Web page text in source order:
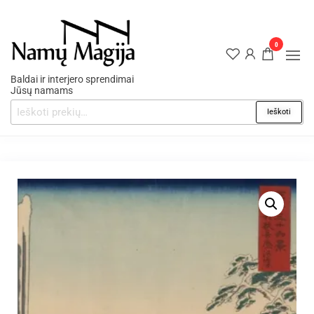
Baldai ir interjero sprendimai
Jūsų namams
Ieškoti
0